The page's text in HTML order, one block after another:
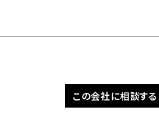
この会社に相談する